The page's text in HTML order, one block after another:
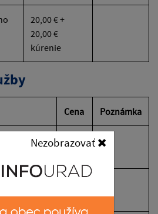
Nezobrazovať
20,00 € +
20,00 €
kúrenie
Cena Poznámka
zariadenia
4,00
€